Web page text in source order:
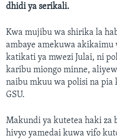
dhidi ya serikali.
Kwa mujibu wa shirika la
ambaye amekuwa akikaimu
katikati ya mwezi Julai, ni
karibu miongo minne,
naibu mkuu wa polisi na pia
GSU.
Makundi ya kutetea haki za
hivyo yamedai kuwa vifo